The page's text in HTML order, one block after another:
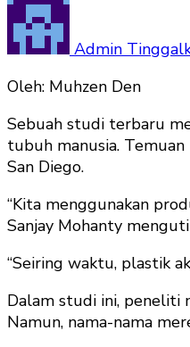
Admin
Oleh: Muhzen Den
Sebuah studi terbaru
tubuh manusia.
San Diego.
“Kita menggunakan
Sanjay Mohanty
“Seiring waktu, plastik
Dalam studi ini, peneliti
Namun, nama-nama